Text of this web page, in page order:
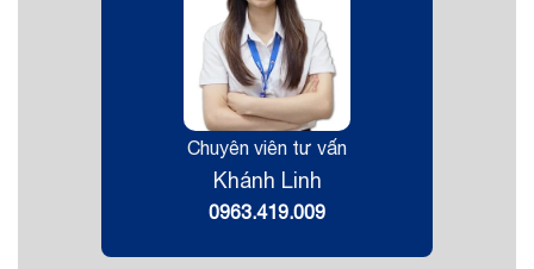
Chuyên viên tư vấn
Khánh Linh
0963.419.009